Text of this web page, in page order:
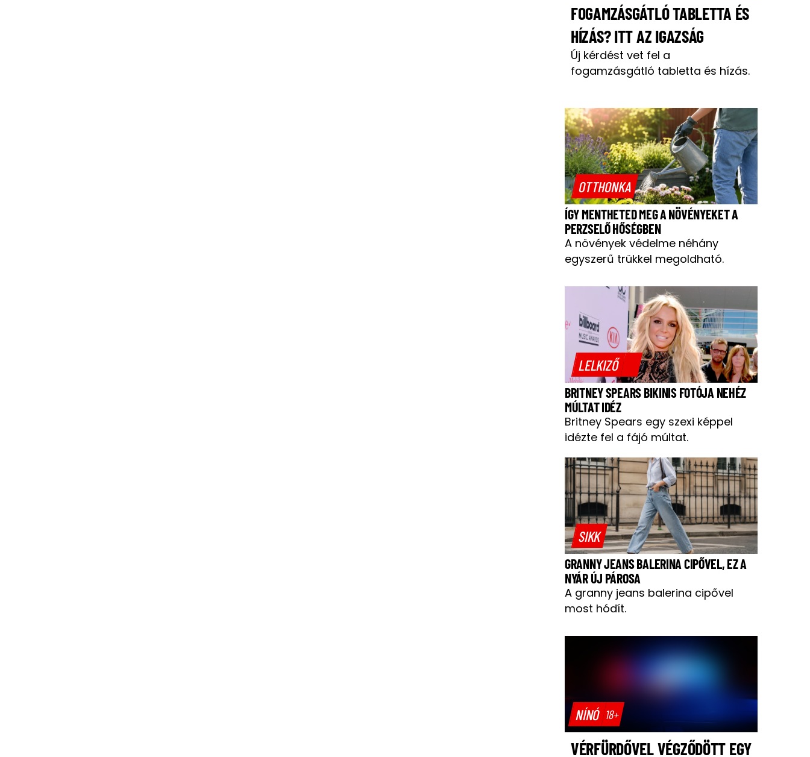
FOGAMZÁSGÁTLÓ TABLETTA ÉS
HÍZÁS? ITT AZ IGAZSÁG
Új kérdést vet fel a
fogamzásgátló tabletta és hízás.
OTTHONKA
ÍGY MENTHETED MEG A NÖVÉNYEKET A
PERZSELŐ HŐSÉGBEN
A növények védelme néhány
egyszerű trükkel megoldható.
LELKIZŐ
BRITNEY SPEARS BIKINIS FOTÓJA NEHÉZ
MÚLTAT IDÉZ
Britney Spears egy szexi képpel
idézte fel a fájó múltat.
SIKK
GRANNY JEANS BALERINA CIPŐVEL, EZ A
NYÁR ÚJ PÁROSA
A granny jeans balerina cipővel
most hódít.
NÍNÓ 18+
VÉRFÜRDŐVEL VÉGZŐDÖTT EGY